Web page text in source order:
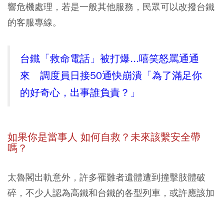
響危機處理，若是一般其他服務，民眾可以改撥台鐵
的客服專線。
台鐵「救命電話」被打爆...嘻笑怒罵通通
來 調度員日接50通快崩潰「為了滿足你
的好奇心，出事誰負責？」
如果你是當事人 如何自救？未來該繫安全帶
嗎？
太魯閣出軌意外，許多罹難者遺體遭到撞擊肢體破
碎，不少人認為高鐵和台鐵的各型列車，或許應該加